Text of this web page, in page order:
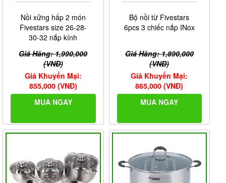
Nồi xửng hấp 2 món
Fivestars size 26-28-
30-32 nắp kính
Giá Hãng: 1,990,000
(VNĐ)
Giá Khuyến Mại:
855,000 (VNĐ)
MUA NGAY
Bộ nồi từ Fivestars
6pcs 3 chiếc nắp INox
Giá Hãng: 1,890,000
(VNĐ)
Giá Khuyến Mại:
865,000 (VNĐ)
MUA NGAY